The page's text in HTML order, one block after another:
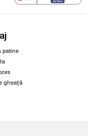
patine
gheață